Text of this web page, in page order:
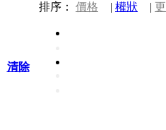
清除
排序： 價格 | 權狀 |